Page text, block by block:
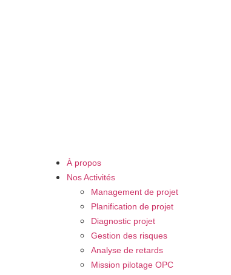
À propos
Nos Activités
Management de projet
Planification de projet
Diagnostic projet
Gestion des risques
Analyse de retards
Mission pilotage OPC